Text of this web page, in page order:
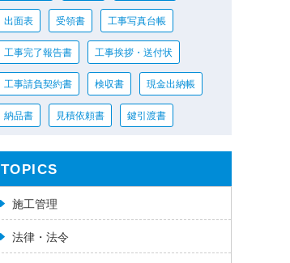
出面表 受領書 工事写真台帳
工事完了報告書 工事挨拶・送付状
工事請負契約書 検収書 現金出納帳
納品書 見積依頼書 鍵引渡書
TOPICS
施工管理
法律・法令